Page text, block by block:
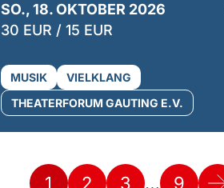
SO., 18. OKTOBER 2026
30 EUR / 15 EUR
MUSIK
VIELKLANG
THEATERFORUM GAUTING E.V.
1 2 3 … 9